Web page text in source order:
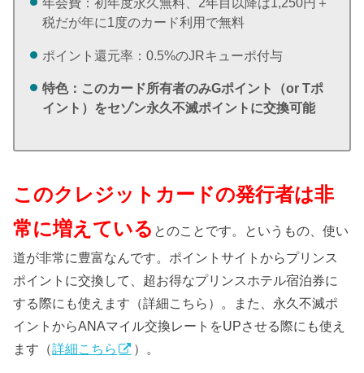
税だが年に1度のカード利用で無料
ポイント還元率：0.5%のJRキューポ付与
特色：このカード所有者のみGポイント（or Tポ
イント）をセゾン永久不滅ポイントに交換可能
このクレジットカードの発行者は非
常に増えている とのことです。というもの、使い
道が非常に豊富なんです。ポイントサイトからプリンス
ポイントに交換して、超お得なプリンスホテル宿泊券に
する際にも使えます（詳細こちら）。また、永久不滅ポ
イントからANAマイル交換レートをUPさせる際にも使え
ます（詳細こちら ）。